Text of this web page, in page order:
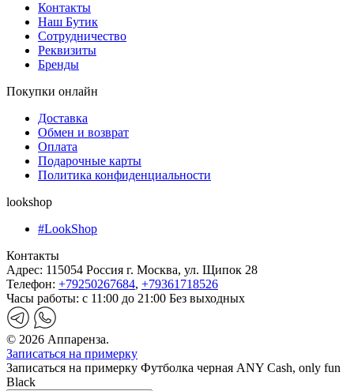
Контакты
Наш Бутик
Сотрудничество
Реквизиты
Бренды
Покупки онлайн
Доставка
Обмен и возврат
Оплата
Подарочные карты
Политика конфиденциальности
lookshop
#LookShop
Контакты
Адрес: 115054 Россия г. Москва, ул. Щипок 28
Телефон: +79250267684, +79361718526
Часы работы: с 11:00 до 21:00 Без выходных
© 2026 Аппаренза.
Записаться на примерку
Записаться на примерку Футболка черная ANY Cash, only fun
Black